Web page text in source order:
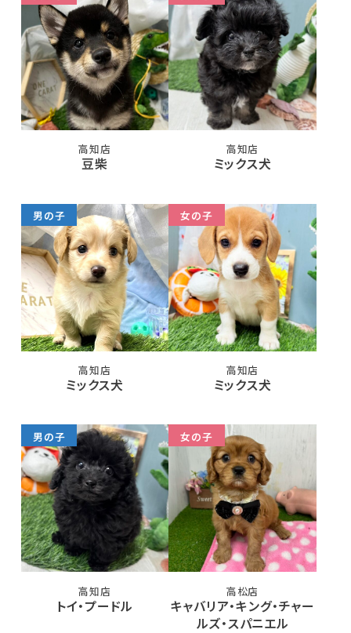
高知店
豆柴
高知店
ミックス犬
男の子
高知店
ミックス犬
女の子
高知店
ミックス犬
男の子
高知店
トイ・プードル
女の子
高松店
キャバリア・キング・チャー
ルズ・スパニエル